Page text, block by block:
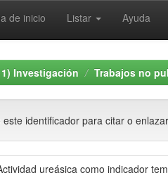
de inicio Listar Ayuda
1) Investigación Trabajos no
este identificador para citar o
ureásica como indicador